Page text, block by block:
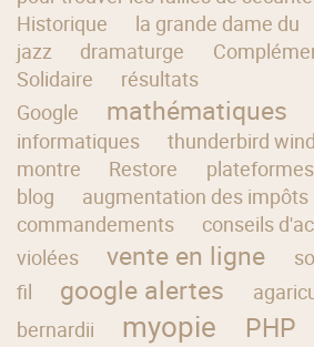
Historique
la grande dame du
jazz
dramaturge
Solidaire
résultats
Google
mathématiques
informatiques
thunderbird
montre
Restore
blog
augmentation des impôts
commandements
conseils
violées
vente en ligne
fil
google alertes
bernardii
myopie PHP